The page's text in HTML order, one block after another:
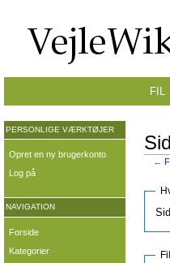
←
FIL
PERSONLIGE VÆRKTØJER
Opret en ny brugerkonto
Log på
NAVIGATION
Forside
Kategorier